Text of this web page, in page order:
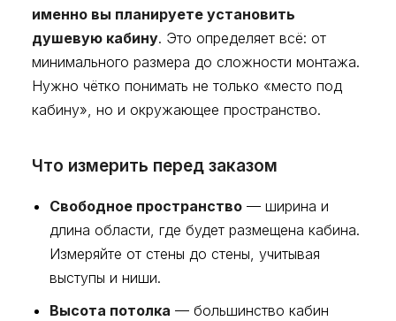
именно вы планируете установить
душевую кабину. Это определяет всё: от
минимального размера до сложности монтажа.
Нужно чётко понимать не только «место под
кабину», но и окружающее пространство.
Что измерить перед заказом
Свободное пространство — ширина и
длина области, где будет размещена кабина.
Измеряйте от стены до стены, учитывая
выступы и ниши.
Высота потолка — большинство кабин